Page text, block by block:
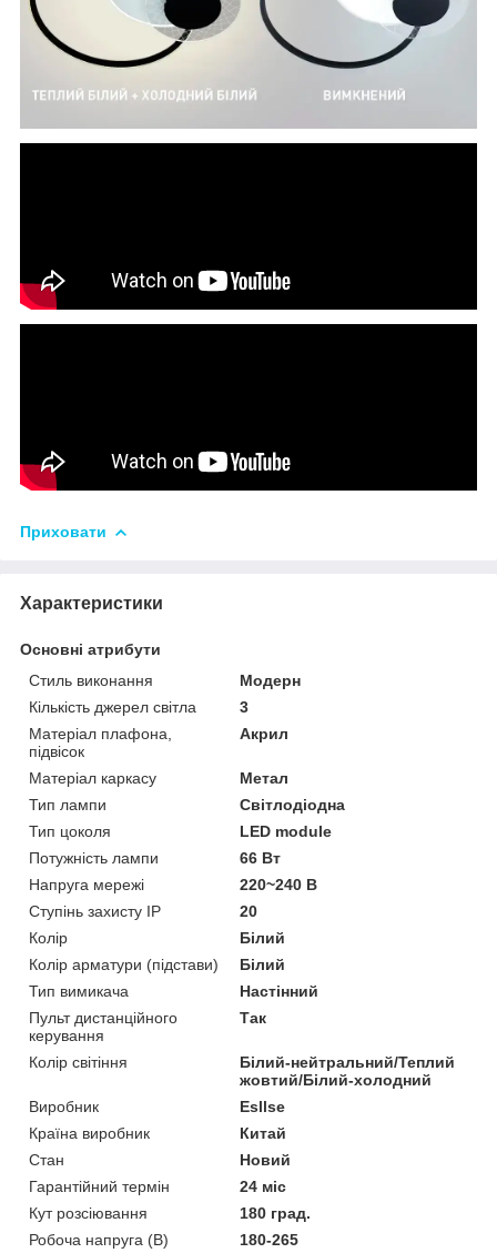
Приховати
Характеристики
Основні атрибути
Стиль виконання
Модерн
Кількість джерел світла
3
Матеріал плафона,
підвісок
Акрил
Матеріал каркасу
Метал
Тип лампи
Світлодіодна
Тип цоколя
LED module
Потужність лампи
66 Вт
Напруга мережі
220~240 В
Ступінь захисту IP
20
Колір
Білий
Колір арматури (підстави)
Білий
Тип вимикача
Настінний
Пульт дистанційного
керування
Так
Колір світіння
Білий-нейтральний/Теплий
жовтий/Білий-холодний
Виробник
Esllse
Країна виробник
Китай
Стан
Новий
Гарантійний термін
24 міс
Кут розсіювання
180 град.
Робоча напруга (В)
180-265